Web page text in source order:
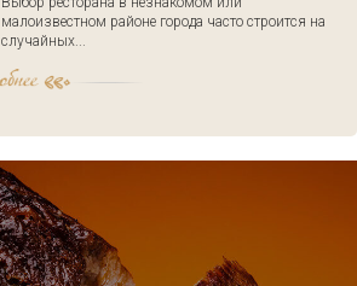
малоизвестном районе города часто строится на
случайных...